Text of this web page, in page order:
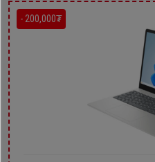
- 200,000₮